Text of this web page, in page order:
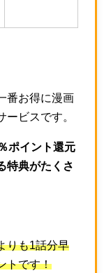
番お得に漫画
ービスです。
ポイント還元
特典がたくさ
りも1話分早
トです！